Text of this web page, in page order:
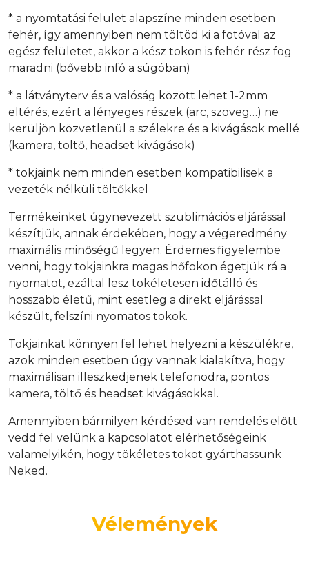
* a nyomtatási felület alapszíne minden esetben
fehér, így amennyiben nem töltöd ki a fotóval az
egész felületet, akkor a kész tokon is fehér rész fog
maradni (bővebb infó a súgóban)
* a látványterv és a valóság között lehet 1-2mm
eltérés, ezért a lényeges részek (arc, szöveg…) ne
kerüljön közvetlenül a szélekre és a kivágások mellé
(kamera, töltő, headset kivágások)
* tokjaink nem minden esetben kompatibilisek a
vezeték nélküli töltőkkel
Termékeinket úgynevezett szublimációs eljárással
készítjük, annak érdekében, hogy a végeredmény
maximális minőségű legyen. Érdemes figyelembe
venni, hogy tokjainkra magas hőfokon égetjük rá a
nyomatot, ezáltal lesz tökéletesen időtálló és
hosszabb életű, mint esetleg a direkt eljárással
készült, felszíni nyomatos tokok.
Tokjainkat könnyen fel lehet helyezni a készülékre,
azok minden esetben úgy vannak kialakítva, hogy
maximálisan illeszkedjenek telefonodra, pontos
kamera, töltő és headset kivágásokkal.
Amennyiben bármilyen kérdésed van rendelés előtt
vedd fel velünk a kapcsolatot elérhetőségeink
valamelyikén, hogy tökéletes tokot gyárthassunk
Neked.
Vélemények